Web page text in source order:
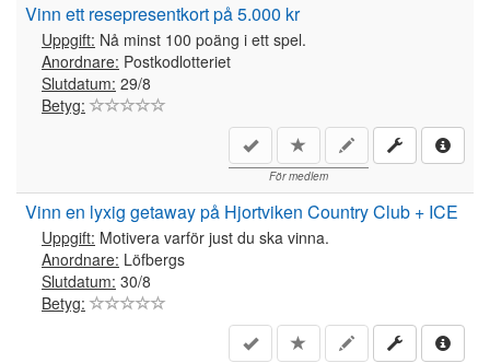
Vinn ett resepresentkort på 5.000 kr
Uppgift: Nå minst 100 poäng i ett spel.
Anordnare: Postkodlotteriet
Slutdatum: 29/8
Betyg:
För medlem
Vinn en lyxig getaway på Hjortviken Country Club + ICE
Uppgift: Motivera varför just du ska vinna.
Anordnare: Löfbergs
Slutdatum: 30/8
Betyg: